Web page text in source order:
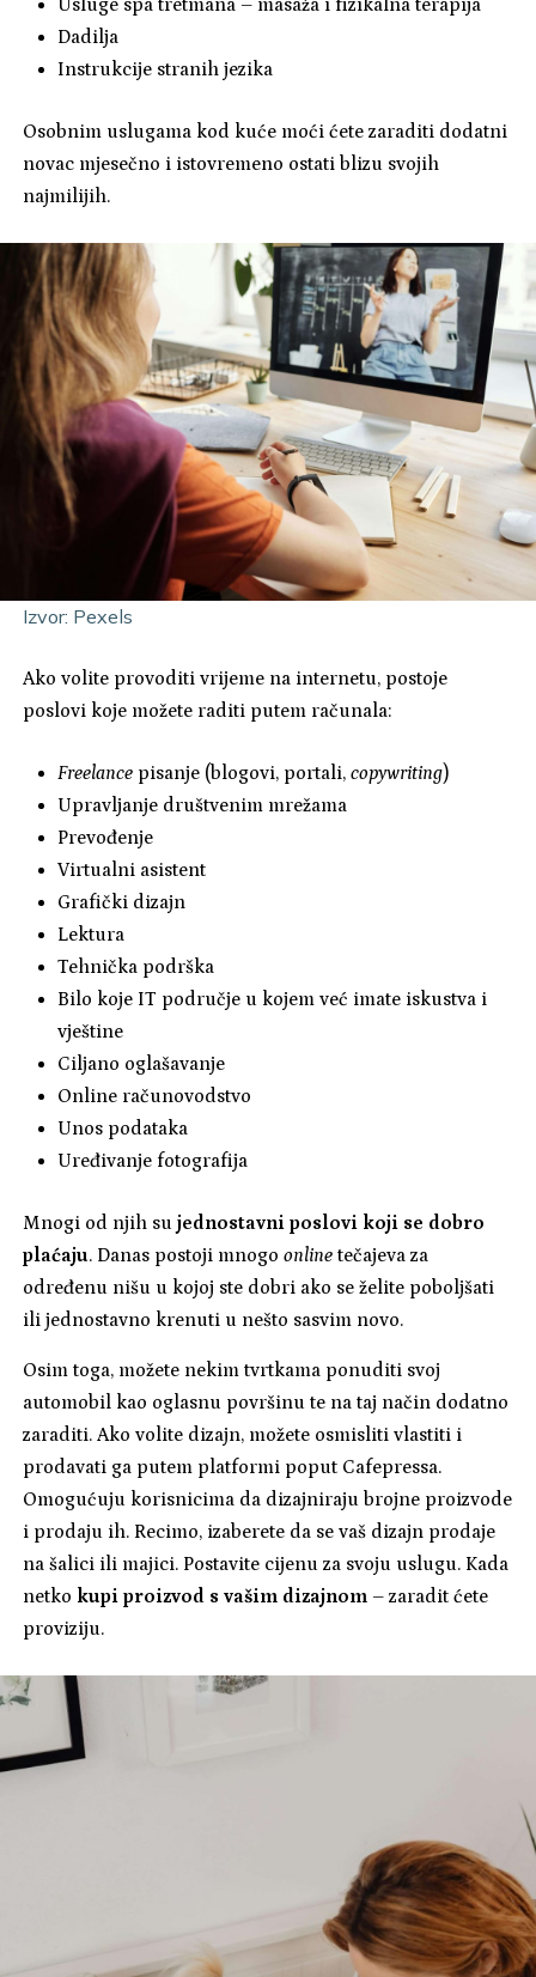
Dadilja
Instrukcije stranih jezika
Osobnim uslugama kod kuće moći ćete zaraditi dodatni
novac mjesečno i istovremeno ostati blizu svojih
najmilijih.
Izvor: Pexels
Ako volite provoditi vrijeme na internetu, postoje
poslovi koje možete raditi putem računala:
Freelance pisanje (blogovi, portali, copywriting)
Upravljanje društvenim mrežama
Prevođenje
Virtualni asistent
Grafički dizajn
Lektura
Tehnička podrška
Bilo koje IT područje u kojem već imate iskustva i
vještine
Ciljano oglašavanje
Online računovodstvo
Unos podataka
Uređivanje fotografija
Mnogi od njih sujednostavni poslovi koji se dobro
plaćaju. Danas postoji mnogoonline tečajeva za
određenu nišu u kojoj ste dobri ako se želite poboljšati
ili jednostavno krenuti u nešto sasvim novo.
Osim toga, možete nekim tvrtkama ponuditi svoj
automobil kao oglasnu površinu te na taj način dodatno
zaraditi. Ako volite dizajn, možete osmisliti vlastiti i
prodavati ga putem platformi poput Cafepressa.
Omogućuju korisnicima da dizajniraju brojne proizvode
i prodaju ih. Recimo, izaberete da se vaš dizajn prodaje
na šalici ili majici. Postavite cijenu za svoju uslugu. Kada
netko kupi proizvod s vašim dizajnom – zaradit ćete
proviziju.